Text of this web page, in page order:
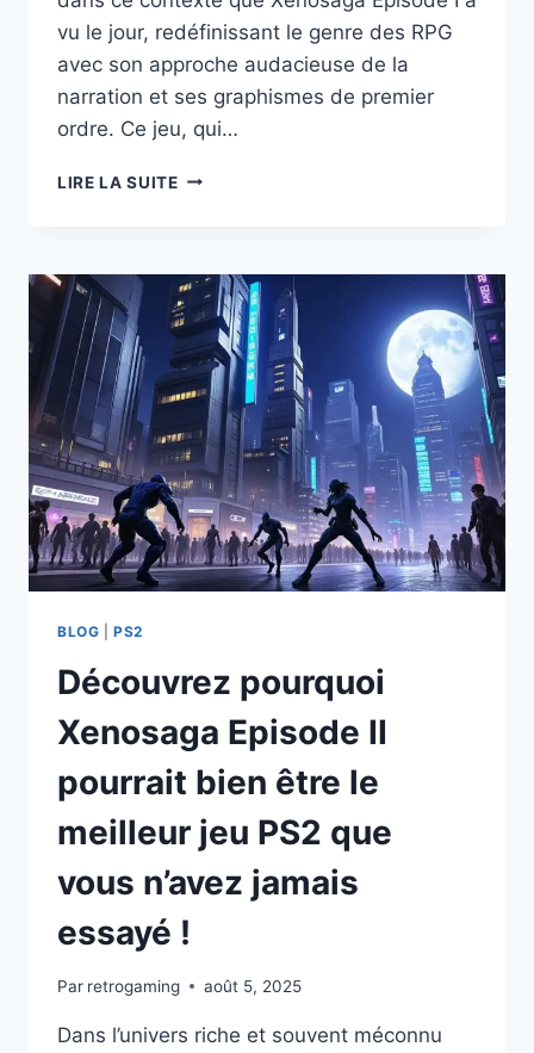
vu le jour, redéfinissant le genre des RPG
avec son approche audacieuse de la
narration et ses graphismes de premier
ordre. Ce jeu, qui…
LIRE LA SUITEDÉCOUVREZ
I
A
CHANGÉ
L’HISTOIRE
DES
JEUX
PS2
À
JAMAIS
!
BLOG |PS2
Découvrez pourquoi
Xenosaga Episode II
pourrait bien être le
meilleur jeu PS2 que
vous n’avez jamais
essayé !
Par retrogaming août 5, 2025
Dans l’univers riche et souvent méconnu